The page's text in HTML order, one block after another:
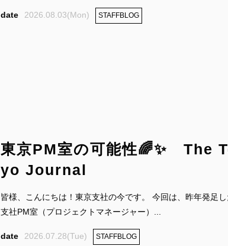
2026.08.03(Mon) STAFFBLOG
東京PM室の可能性🌈✨ The
yo Journal
皆様、こんにちは！東京支社の今です。 今回は、昨年発足
支社PM室（プロジェクトマネージャー）...
2026.07.28(Tue) STAFFBLOG